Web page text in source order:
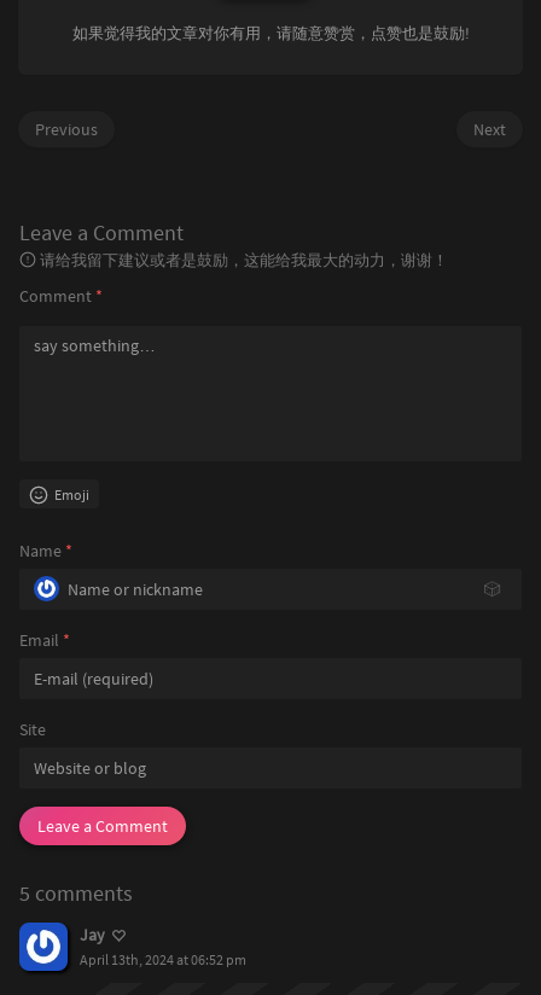
如果觉得我的文章对你有用，请随意赞赏，点赞也是鼓励!
Next
Previous
Leave a Comment
请给我留下建议或者是鼓励，这能给我最大的动力，谢谢！
Comment *
Emoji
Name *
🎲
Email *
Site
Leave a Comment
5 comments
Jay
April 13th, 2024 at 06:52 pm